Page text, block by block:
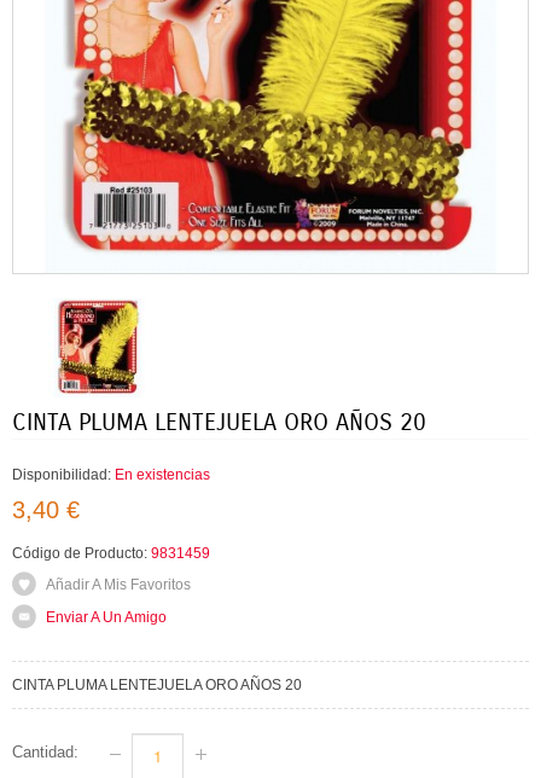
CINTA PLUMA LENTEJUELA ORO AÑOS 20
Disponibilidad: En existencias
3,40 €
Código de Producto: 9831459
Añadir A Mis Favoritos
Enviar A Un Amigo
CINTA PLUMA LENTEJUELA ORO AÑOS 20
Cantidad: